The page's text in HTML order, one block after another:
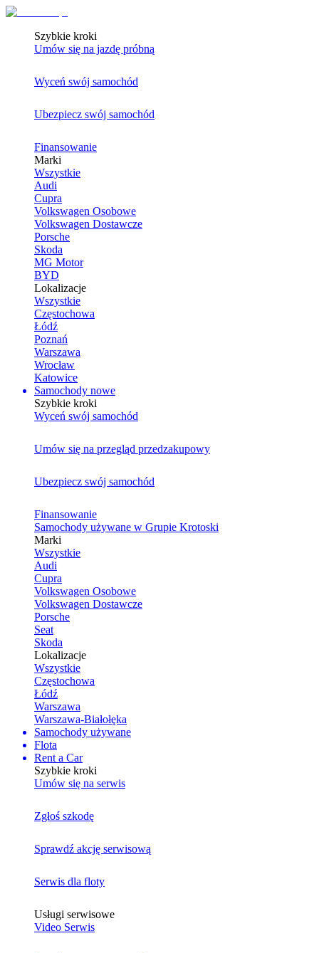
Szybkie kroki
Umów się na jazdę próbną
Wyceń swój samochód
Ubezpiecz swój samochód
Finansowanie
Marki
Wszystkie
Audi
Cupra
Volkswagen Osobowe
Volkswagen Dostawcze
Porsche
Skoda
MG Motor
BYD
Lokalizacje
Wszystkie
Częstochowa
Łódź
Poznań
Warszawa
Wrocław
Katowice
Samochody nowe
Szybkie kroki
Wyceń swój samochód
Umów się na przegląd przedzakupowy
Ubezpiecz swój samochód
Finansowanie
Samochody używane w Grupie Krotoski
Marki
Wszystkie
Audi
Cupra
Volkswagen Osobowe
Volkswagen Dostawcze
Porsche
Seat
Skoda
Lokalizacje
Wszystkie
Częstochowa
Łódź
Warszawa
Warszawa-Białołęka
Samochody używane
Flota
Rent a Car
Szybkie kroki
Umów się na serwis
Zgłoś szkodę
Sprawdź akcję serwisową
Serwis dla floty
Usługi serwisowe
Video Serwis